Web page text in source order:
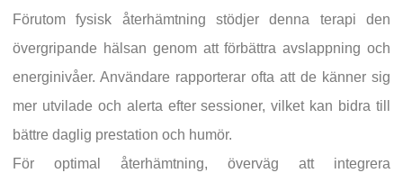
Förutom fysisk återhämtning stödjer denna terapi den
övergripande hälsan genom att förbättra avslappning och
energinivåer. Användare rapporterar ofta att de känner sig
mer utvilade och alerta efter sessioner, vilket kan bidra till
bättre daglig prestation och humör.
För optimal återhämtning, överväg att integrera